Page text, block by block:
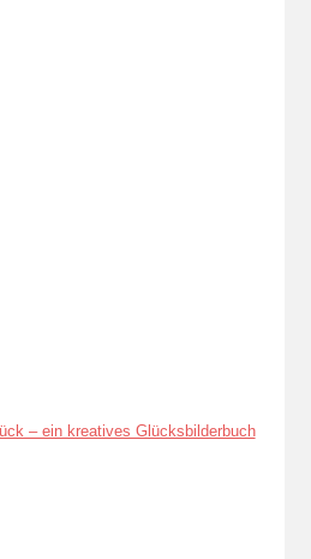
– ein kreatives Glücksbilderbuch